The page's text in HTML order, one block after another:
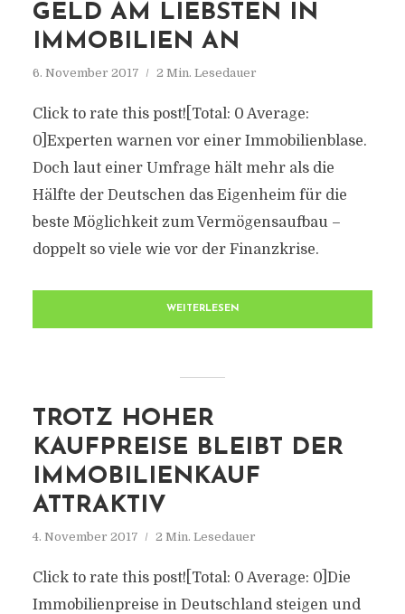
GELD AM LIEBSTEN IN
IMMOBILIEN AN
6. November 2017 2 Min. Lesedauer
Click to rate this post![Total: 0 Average:
0]Experten warnen vor einer Immobilienblase.
Doch laut einer Umfrage hält mehr als die
Hälfte der Deutschen das Eigenheim für die
beste Möglichkeit zum Vermögensaufbau –
doppelt so viele wie vor der Finanzkrise.
WEITERLESEN
TROTZ HOHER
KAUFPREISE BLEIBT DER
IMMOBILIENKAUF
ATTRAKTIV
4. November 2017 2 Min. Lesedauer
Click to rate this post![Total: 0 Average: 0]Die
Immobilienpreise in Deutschland steigen und